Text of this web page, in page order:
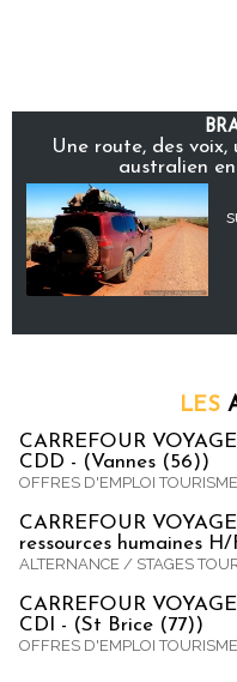
Une route, des voix,
australien
LES
CARREFOUR
CDD - (Vannes (56))
OFFRES D'EMPLOI TOURISME
CARREFOUR
ressources humaines
ALTERNANCE / STAGES
CARREFOUR
CDI - (St Brice (77))
OFFRES D'EMPLOI TOURISME